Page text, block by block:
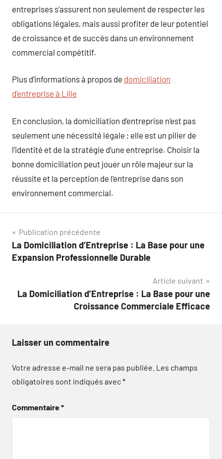
entreprises s’assurent non seulement de respecter les
obligations légales, mais aussi profiter de leur potentiel
de croissance et de succès dans un environnement
commercial compétitif.
Plus d’informations à propos de domiciliation
d’entreprise à Lille
En conclusion, la domiciliation d’entreprise n’est pas
seulement une nécessité légale ; elle est un pilier de
l’identité et de la stratégie d’une entreprise. Choisir la
bonne domiciliation peut jouer un rôle majeur sur la
réussite et la perception de l’entreprise dans son
environnement commercial.
Navigation
de
Publication précédente
La Domiciliation d’Entreprise : La Base pour une
Expansion Professionnelle Durable
Article suivant
La Domiciliation d’Entreprise : La Base pour une
Croissance Commerciale Efficace
Laisser un commentaire
Votre adresse e-mail ne sera pas publiée. Les champs
obligatoires sont indiqués avec*
Commentaire*